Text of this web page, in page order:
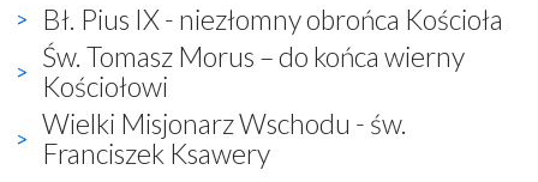
Bł. Pius IX - niezłomny obrońca Kościoła
Św. Tomasz Morus – do końca wierny
Kościołowi
Wielki Misjonarz Wschodu - św.
Franciszek Ksawery